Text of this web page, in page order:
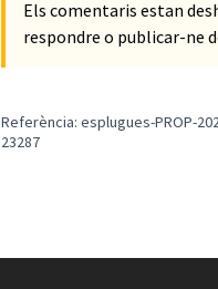
Els comentaris estan
respondre o publicar-ne
Referència: esplugues-PROP-
23287